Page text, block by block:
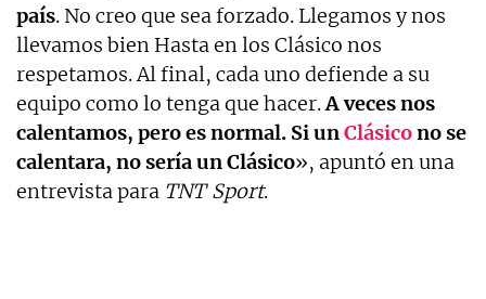
país. No creo que sea forzado. Llegamos y nos
llevamos bien Hasta en los Clásico nos
respetamos. Al final, cada uno defiende a su
equipo como lo tenga que hacer.A veces nos
calentamos, pero es normal. Si unClásicono se
calentara, no sería un Clásico», apuntó en una
entrevista para TNT Sport.